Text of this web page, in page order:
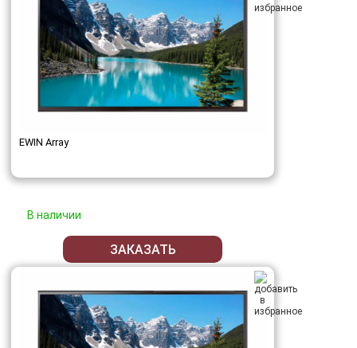
EWIN Array
В наличии
ЗАКАЗАТЬ